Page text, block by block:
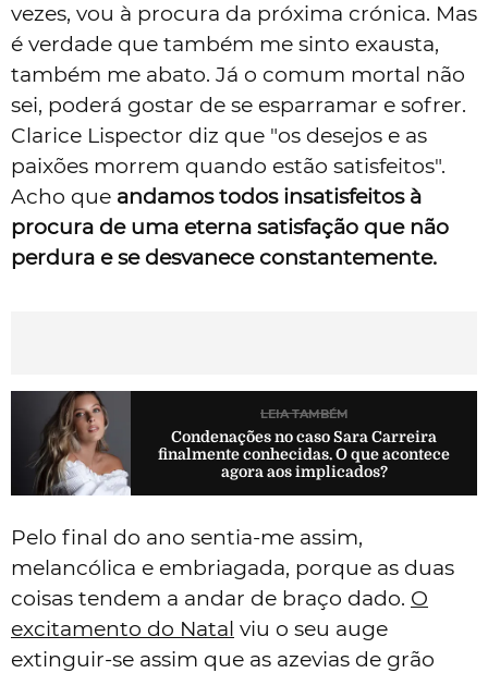
vezes, vou à procura da próxima crónica. Mas
é verdade que também me sinto exausta,
também me abato. Já o comum mortal não
sei, poderá gostar de se esparramar e sofrer.
Clarice Lispector diz que "os desejos e as
paixões morrem quando estão satisfeitos".
Acho que andamos todos insatisfeitos à
procura de uma eterna satisfação que não
perdura e se desvanece constantemente.
LEIA TAMBÉM
Condenações no caso Sara Carreira
finalmente conhecidas. O que acontece
agora aos implicados?
Pelo final do ano sentia-me assim,
melancólica e embriagada, porque as duas
coisas tendem a andar de braço dado. O
excitamento do Natal viu o seu auge
extinguir-se assim que as azevias de grão